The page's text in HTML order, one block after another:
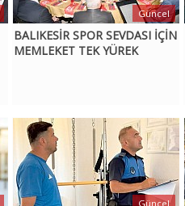
BALIKESİR SPOR SEVDASI İÇİN
MEMLEKET TEK YÜREK
Güncel
Güncel